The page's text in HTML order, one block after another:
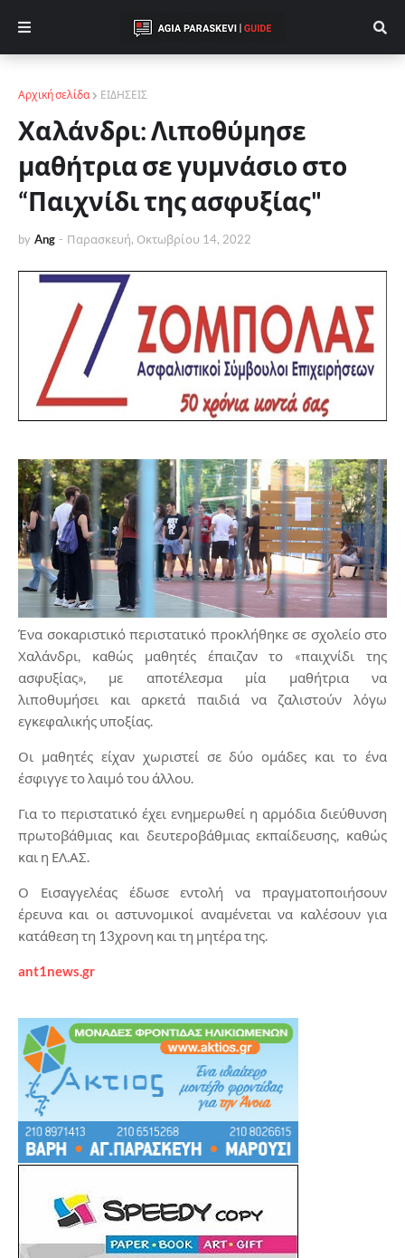
Αρχική σελίδα ΕΙΔΗΣΕΙΣ
Χαλάνδρι: Λιποθύμησε
μαθήτρια σε γυμνάσιο στο
“Παιχνίδι της ασφυξίας"
by Ang - Παρασκευή, Οκτωβρίου 14, 2022
Ένα σοκαριστικό περιστατικό προκλήθηκε σε σχολείο στο
Χαλάνδρι, καθώς μαθητές έπαιζαν το
«παιχνίδι της
ασφυξίας», με αποτέλεσμα μία μαθήτρια να
λιποθυμήσει και αρκετά παιδιά να ζαλιστούν λόγω
εγκεφαλικής υποξίας.
Οι μαθητές είχαν χωριστεί σε δύο ομάδες και το ένα
έσφιγγε το λαιμό του άλλου.
Για το περιστατικό έχει ενημερωθεί η αρμόδια διεύθυνση
πρωτοβάθμιας και δευτεροβάθμιας εκπαίδευσης, καθώς
και η ΕΛ.ΑΣ.
Ο Εισαγγελέας έδωσε εντολή να πραγματοποιήσουν
έρευνα και οι αστυνομικοί αναμένεται να καλέσουν για
κατάθεση τη 13χρονη και τη μητέρα της.
ant1news.gr